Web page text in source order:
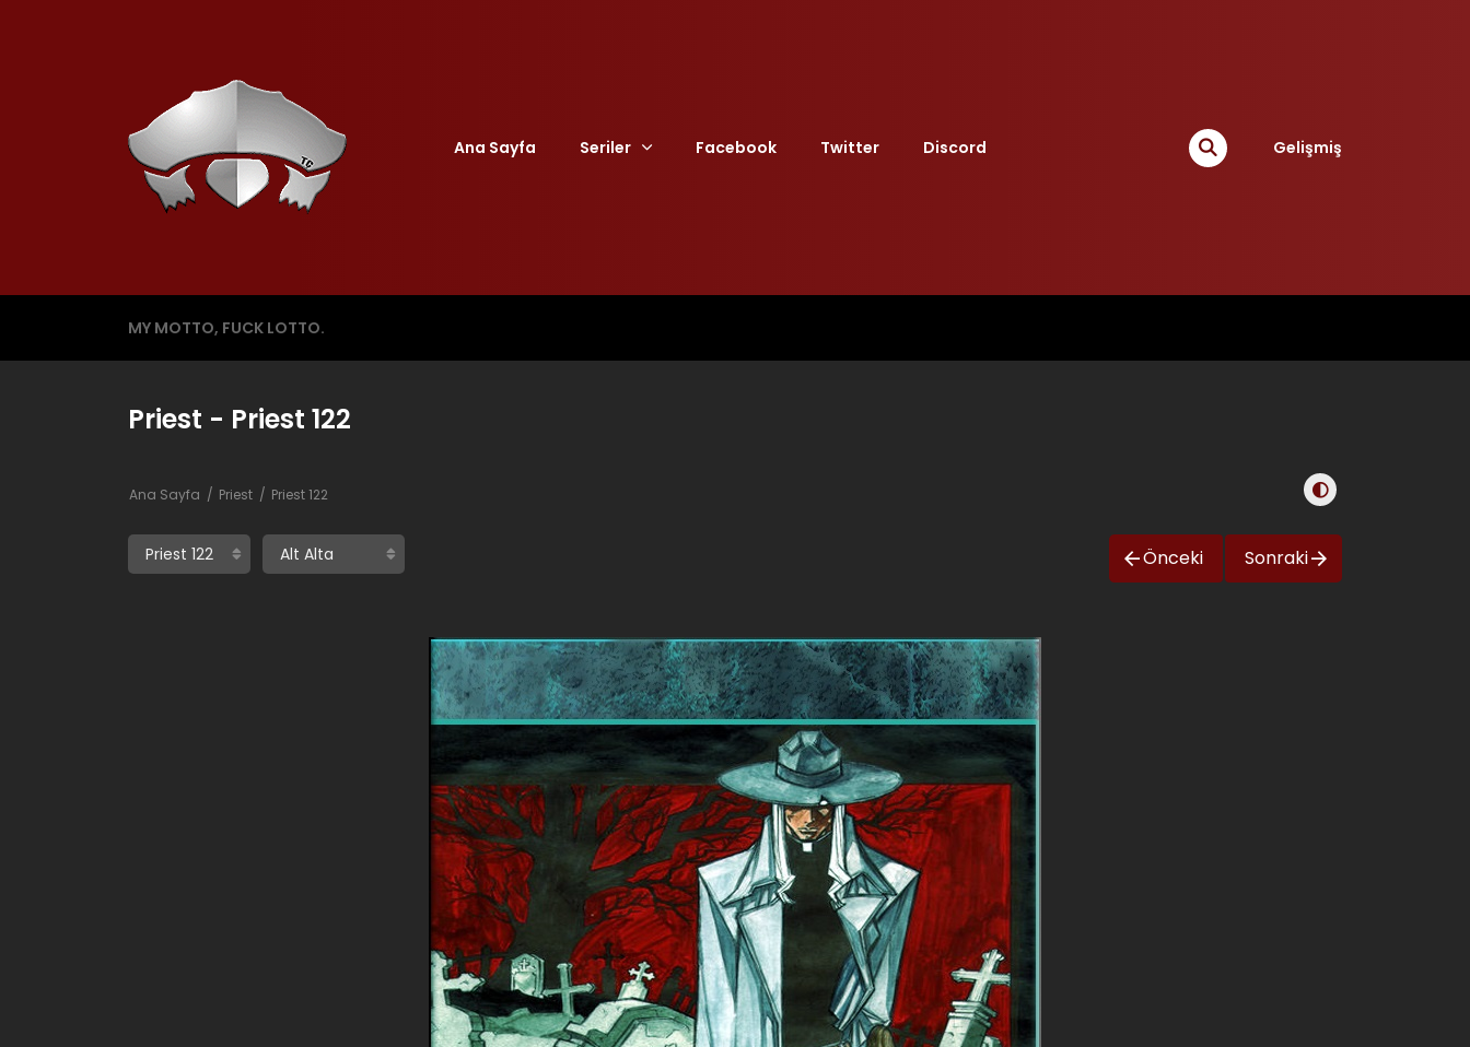
Ana Sayfa Seriler Facebook Twitter Discord Gelişmiş
MY MOTTO, FUCK LOTTO.
Priest - Priest 122
Ana Sayfa Priest Priest 122
Önceki Sonraki